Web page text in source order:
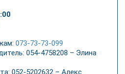
073-73-73-099
054-4758208 – Элина
052-5202632 – Алекс